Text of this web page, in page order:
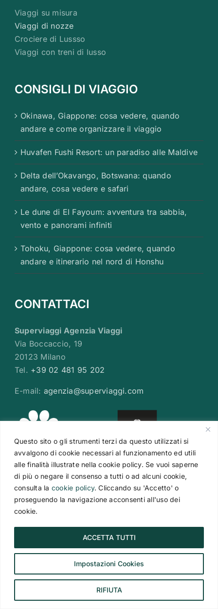
Questo sito o gli strumenti terzi da questo utilizzati si
avvalgono di cookie necessari al funzionamento ed utili
alle finalità illustrate nella cookie policy. Se vuoi saperne
di più o negare il consenso a tutti o ad alcuni cookie,
consulta la cookie policy. Cliccando su 'Accetto' o
proseguendo la navigazione acconsenti all'uso dei
cookie.
Impostazioni Cookies
RIFIUTA
ACCETTA TUTTI
Viaggi su misura
Viaggi di nozze
Crociere di Lussso
Viaggi con treni di lusso
CONSIGLI DI VIAGGIO
Okinawa, Giappone: cosa vedere, quando
andare e come organizzare il viaggio
Huvafen Fushi Resort: un paradiso alle Maldive
Delta dell’Okavango, Botswana: quando
andare, cosa vedere e safari
Le dune di El Fayoum: avventura tra sabbia,
vento e panorami infiniti
Tohoku, Giappone: cosa vedere, quando
andare e itinerario nel nord di Honshu
CONTATTACI
Superviaggi Agenzia Viaggi
Via Boccaccio, 19
20123 Milano
Tel. +39 02 481 95 202
E-mail: agenzia@superviaggi.com
ISCRIVITI ALLA NEWSLETTER